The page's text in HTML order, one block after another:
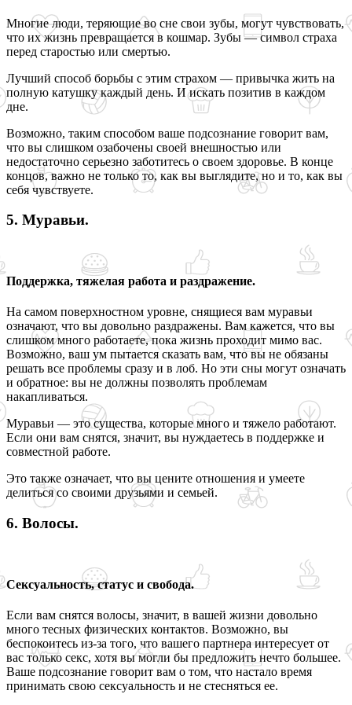
Многие люди, теряющие во сне свои зубы, могут чувствовать,
что их жизнь превращается в кошмар. Зубы — символ страха
перед старостью или смертью.
Лучший способ борьбы с этим страхом — привычка жить на
полную катушку каждый день. И искать позитив в каждом
дне.
Возможно, таким способом ваше подсознание говорит вам,
что вы слишком озабочены своей внешностью или
недостаточно серьезно заботитесь о своем здоровье. В конце
концов, важно не только то, как вы выглядите, но и то, как вы
себя чувствуете.
5. Муравьи.
Поддержка, тяжелая работа и раздражение.
На самом поверхностном уровне, снящиеся вам муравьи
означают, что вы довольно раздражены. Вам кажется, что вы
слишком много работаете, пока жизнь проходит мимо вас.
Возможно, ваш ум пытается сказать вам, что вы не обязаны
решать все проблемы сразу и в лоб. Но эти сны могут означать
и обратное: вы не должны позволять проблемам
накапливаться.
Муравьи — это существа, которые много и тяжело работают.
Если они вам снятся, значит, вы нуждаетесь в поддержке и
совместной работе.
Это также означает, что вы цените отношения и умеете
делиться со своими друзьями и семьей.
6. Волосы.
Сексуальность, статус и свобода.
Если вам снятся волосы, значит, в вашей жизни довольно
много тесных физических контактов. Возможно, вы
беспокоитесь из-за того, что вашего партнера интересует от
вас только секс, хотя вы могли бы предложить нечто большее.
Ваше подсознание говорит вам о том, что настало время
принимать свою сексуальность и не стесняться ее.